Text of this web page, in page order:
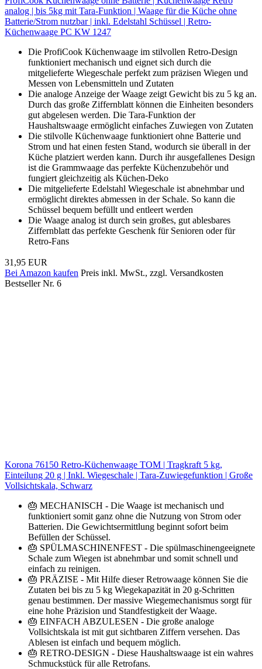
analog | bis 5kg mit Tara-Funktion | Waage für die Küche ohne
Batterie/Strom nutzbar | inkl. Edelstahl Schüssel | Retro-
Küchenwaage PC KW 1247
Die ProfiCook Küchenwaage im stilvollen Retro-Design
funktioniert mechanisch und eignet sich durch die
mitgelieferte Wiegeschale perfekt zum präzisen Wiegen und
Messen von Lebensmitteln und Zutaten
Die analoge Anzeige der Waage zeigt Gewicht bis zu 5 kg an.
Durch das große Ziffernblatt können die Einheiten besonders
gut abgelesen werden. Die Tara-Funktion der
Haushaltswaage ermöglicht einfaches Zuwiegen von Zutaten
Die stilvolle Küchenwaage funktioniert ohne Batterie und
Strom und hat einen festen Stand, wodurch sie überall in der
Küche platziert werden kann. Durch ihr ausgefallenes Design
ist die Grammwaage das perfekte Küchenzubehör und
fungiert gleichzeitig als Küchen-Deko
Die mitgelieferte Edelstahl Wiegeschale ist abnehmbar und
ermöglicht direktes abmessen in der Schale. So kann die
Schüssel bequem befüllt und entleert werden
Die Waage analog ist durch sein großes, gut ablesbares
Ziffernblatt das perfekte Geschenk für Senioren oder für
Retro-Fans
31,95 EUR
Bei Amazon kaufen Preis inkl. MwSt., zzgl. Versandkosten
Bestseller Nr. 6
Korona 76150 Retro-Küchenwaage TOM | Tragkraft 5 kg,
Einteilung 20 g | Inkl. Wiegeschale | Tara-Zuwiegefunktion | Große
Vollsichtskala, Schwarz
🎂 MECHANISCH - Die Waage ist mechanisch und
funktioniert somit ganz ohne die Nutzung von Strom oder
Batterien. Die Gewichtsermittlung beginnt sofort beim
Befüllen der Schüssel.
🎂 SPÜLMASCHINENFEST - Die spülmaschinengeeignete
Schale zum Wiegen ist abnehmbar und somit schnell und
einfach zu reinigen.
🎂 PRÄZISE - Mit Hilfe dieser Retrowaage können Sie die
Zutaten bei bis zu 5 kg Wiegekapazität in 20 g-Schritten
genau bestimmen. Der massive Wiegemechanismus sorgt für
eine hohe Präzision und Standfestigkeit der Waage.
🎂 EINFACH ABZULESEN - Die große analoge
Vollsichtskala ist mit gut sichtbaren Ziffern versehen. Das
Ablesen ist einfach und bequem möglich.
🎂 RETRO-DESIGN - Diese Haushaltswaage ist ein wahres
Schmuckstück für alle Retrofans.